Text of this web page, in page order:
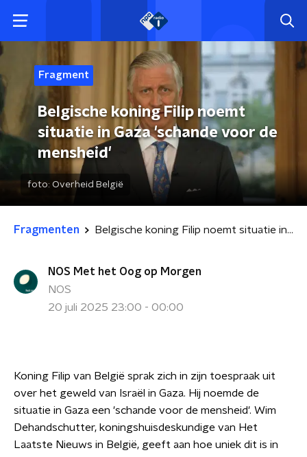
Fragment
Belgische koning Filip noemt
situatie in Gaza 'schande voor de
mensheid'
foto: Overheid België
Fragmenten Belgische koning Filip noemt situatie in Gaza 'schande voor de mensheid'
NOS Met het Oog op Morgen
NOS
20 juli 2025 23:00 - 00:00
Koning Filip van België sprak zich in zijn toespraak uit
over het geweld van Israël in Gaza. Hij noemde de
situatie in Gaza een 'schande voor de mensheid'. Wim
Dehandschutter, koningshuisdeskundige van Het
Laatste Nieuws in België, geeft aan hoe uniek dit is in